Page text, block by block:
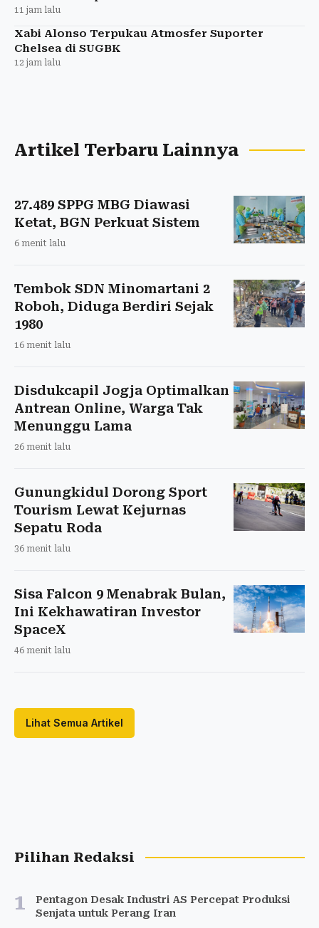
11 jam lalu
Xabi Alonso Terpukau Atmosfer Suporter
Chelsea di SUGBK
12 jam lalu
Artikel Terbaru Lainnya
27.489 SPPG MBG Diawasi
Ketat, BGN Perkuat Sistem
6 menit lalu
Tembok SDN Minomartani 2
Roboh, Diduga Berdiri Sejak
1980
16 menit lalu
Disdukcapil Jogja Optimalkan
Antrean Online, Warga Tak
Menunggu Lama
26 menit lalu
Gunungkidul Dorong Sport
Tourism Lewat Kejurnas
Sepatu Roda
36 menit lalu
Sisa Falcon 9 Menabrak Bulan,
Ini Kekhawatiran Investor
SpaceX
46 menit lalu
Lihat Semua Artikel
Pilihan Redaksi
1
Pentagon Desak Industri AS Percepat Produksi
Senjata untuk Perang Iran